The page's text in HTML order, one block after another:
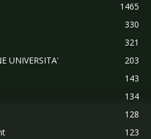
1465
330
321
UNIVERSITA'
203
143
134
128
123